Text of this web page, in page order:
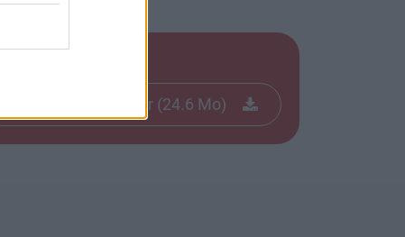
Télécharger le fichier (24.6 Mo)